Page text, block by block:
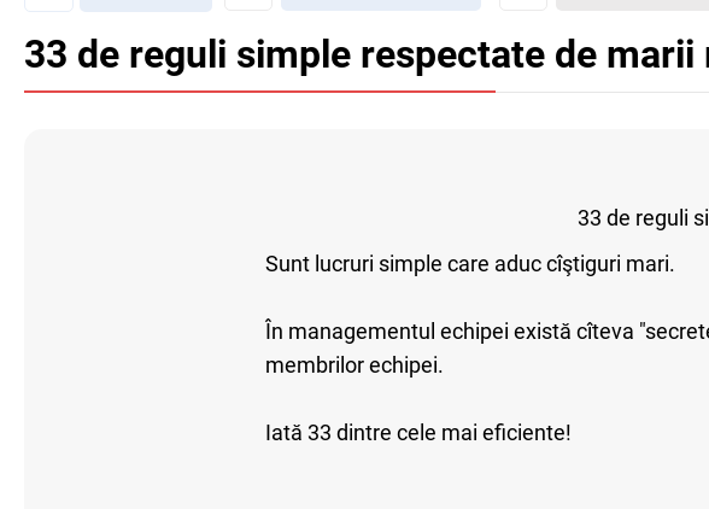
33 de reguli simple respectate de marii
33 de reguli
Sunt lucruri simple care aduc cîştiguri mari.
În managementul echipei există cîteva
membrilor echipei.
Iată 33 dintre cele mai eficiente!